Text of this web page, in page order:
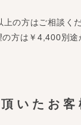
の方はご相談くだ
方は￥4,400別途
いたお客